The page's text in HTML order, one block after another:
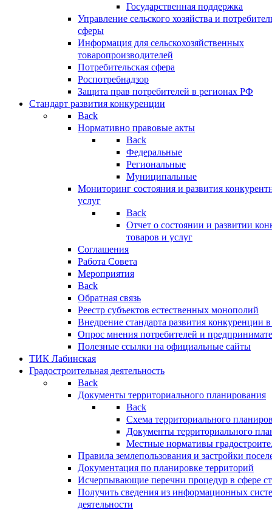
Государственная поддержка
Управление сельского хозяйства и
сферы
Информация для сельскохозяйственных
товаропроизводителей
Потребительская сфера
Роспотребнадзор
Защита прав потребителей в регионах РФ
Стандарт развития конкуренции
Back
Нормативно правовые акты
Back
Федеральные
Региональные
Муниципальные
Мониторинг состояния и развития
услуг
Back
Отчет о состоянии и развитии
товаров и услуг
Соглашения
Работа Совета
Мероприятия
Back
Обратная связь
Реестр субъектов естественных монополий
Внедрение стандарта развития конкуренции
Опрос мнения потребителей и
Полезные ссылки на официальные сайты
ТИК Лабинская
Градостроительная деятельность
Back
Документы территориального планирования
Back
Схема территориального
Документы территориального
Местные нормативы
Правила землепользования и застройки
Документация по планировке территорий
Исчерпывающие перечни процедур в сфере
Получить сведения из информационных
деятельности